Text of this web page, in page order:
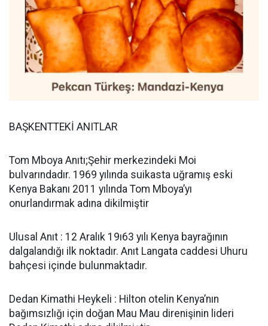
BAŞKENTTEKİ ANITLAR
Tom Mboya Anıtı;Şehir merkezindeki Moi
bulvarındadır. 1969 yılında suikasta uğramış eski
Kenya Bakanı 2011 yılında Tom Mboya’yı
onurlandırmak adına dikilmiştir
Ulusal Anıt : 12 Aralık 19ı63 yılı Kenya bayrağının
dalgalandığı ilk noktadır. Anıt Langata caddesi Uhuru
bahçesi içinde bulunmaktadır.
Dedan Kimathi Heykeli : Hilton otelin Kenya’nın
bağımsızlığı için doğan Mau Mau direnişinin lideri